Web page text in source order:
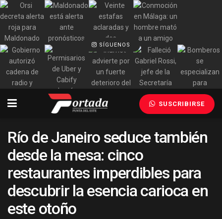
SÍGUENOS
SUSCRIBIRSE
Río de Janeiro seduce también
desde la mesa: cinco
restaurantes imperdibles para
descubrir la esencia carioca en
este otoño